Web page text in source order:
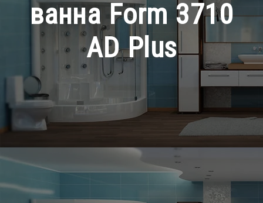
ванна Form 3710
AD Plus